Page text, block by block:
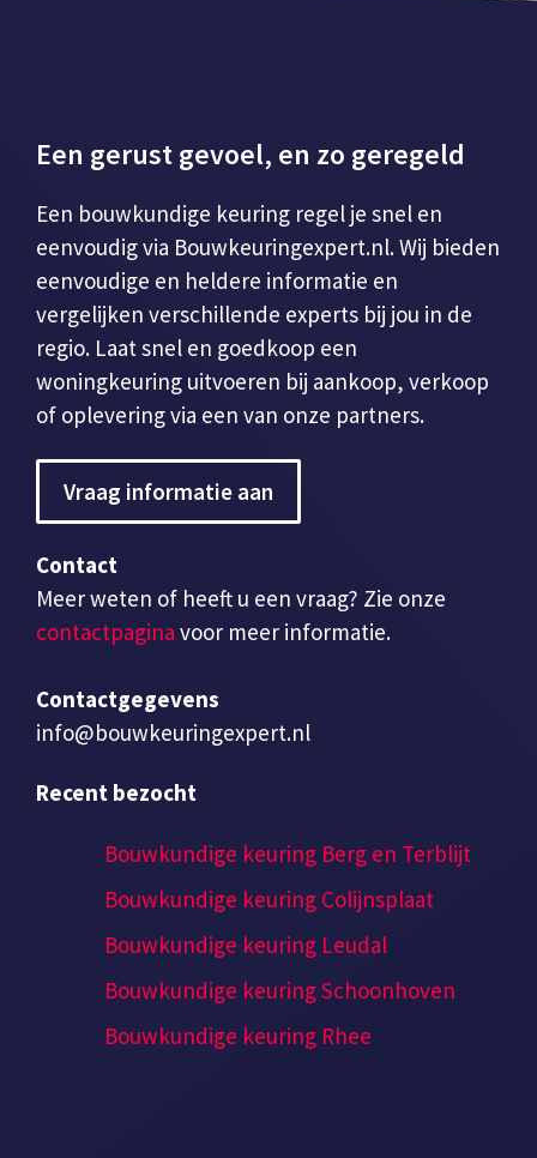
Een gerust gevoel, en zo geregeld
Een bouwkundige keuring regel je snel en
eenvoudig via Bouwkeuringexpert.nl. Wij bieden
eenvoudige en heldere informatie en
vergelijken verschillende experts bij jou in de
regio. Laat snel en goedkoop een
woningkeuring uitvoeren bij aankoop, verkoop
of oplevering via een van onze partners.
Vraag informatie aan
Contact
Meer weten of heeft u een vraag? Zie onze
contactpagina voor meer informatie.
Contactgegevens
info@bouwkeuringexpert.nl
Recent bezocht
Bouwkundige keuring Berg en Terblijt
Bouwkundige keuring Colijnsplaat
Bouwkundige keuring Leudal
Bouwkundige keuring Schoonhoven
Bouwkundige keuring Rhee